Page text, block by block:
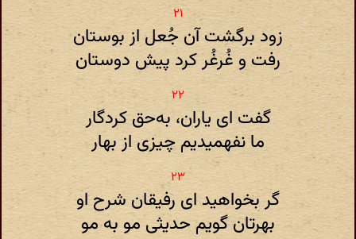
زود برگشت آن جُعل از بوستان
رفت و غُرغُر کرد پیش دوستان
گفت ای یاران‌، به‌حق کردگار
ما نفهمیدیم چیزی از بهار
گر بخواهید ای رفیقان شرح او
بهرتان گویم حدیثی مو به‌ مو